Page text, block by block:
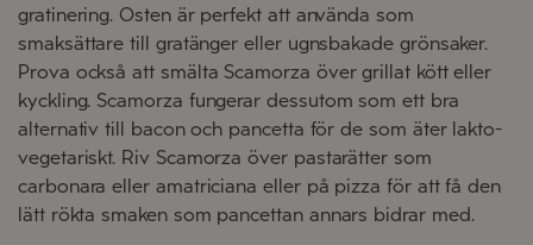
gratinering. Osten är perfekt att använda som
smaksättare till gratänger eller ugnsbakade grönsaker.
Prova också att smälta Scamorza över grillat kött eller
kyckling. Scamorza fungerar dessutom som ett bra
alternativ till bacon och pancetta för de som äter lakto-
vegetariskt. Riv Scamorza över pastarätter som
carbonara eller amatriciana eller på pizza för att få den
lätt rökta smaken som pancettan annars bidrar med.